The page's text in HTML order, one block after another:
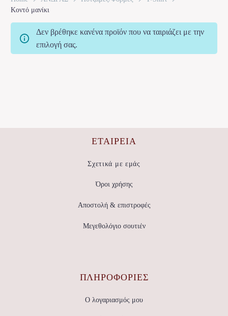
Κοντό μανίκι
Δεν βρέθηκε κανένα προϊόν που να ταιριάζει με την
επιλογή σας.
ΕΤΑΙΡΕΊΑ
Σχετικά με εμάς
Όροι χρήσης
Αποστολή & επιστροφές
Μεγεθολόγιο σουτιέν
ΠΛΗΡΟΦΟΡΙΕΣ
Ο λογαριασμός μου